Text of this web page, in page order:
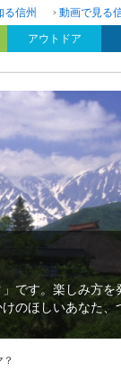
る信州 動画で見る
アウトドア
です。楽しみ方
のほしいあなた